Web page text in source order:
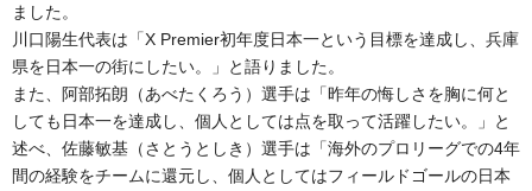
ました。
川口陽生代表は「X Premier初年度日本一という目標を達成し、兵庫
県を日本一の街にしたい。」と語りました。
また、阿部拓朗（あべたくろう）選手は「昨年の悔しさを胸に何と
しても日本一を達成し、個人としては点を取って活躍したい。」と
述べ、佐藤敏基（さとうとしき）選手は「海外のプロリーグでの4年
間の経験をチームに還元し、個人としてはフィールドゴールの日本